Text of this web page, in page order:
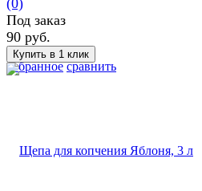
избранное сравнить
Под заказ
90 руб.